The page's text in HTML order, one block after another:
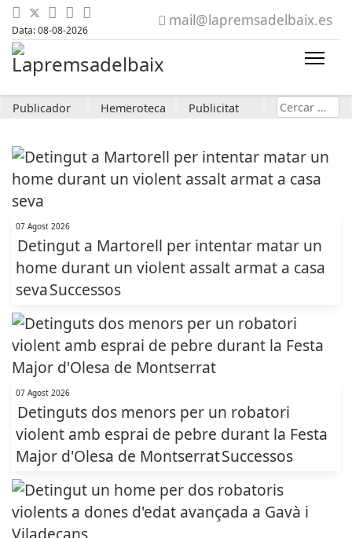
Data: 08-08-2026
mail@lapremsadelbaix.es
Publicador Hemeroteca Publicitat Cerca
07 Agost 2026
Detingut a Martorell per intentar matar un
home durant un violent assalt armat a casa
sevaSuccessos
07 Agost 2026
Detinguts dos menors per un robatori
violent amb esprai de pebre durant la Festa
Major d'Olesa de MontserratSuccessos